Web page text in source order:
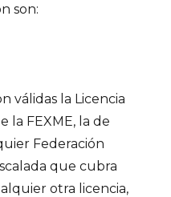
son:
válidas la Licencia
la FEXME, la de
Federación
que cubra
otra licencia,